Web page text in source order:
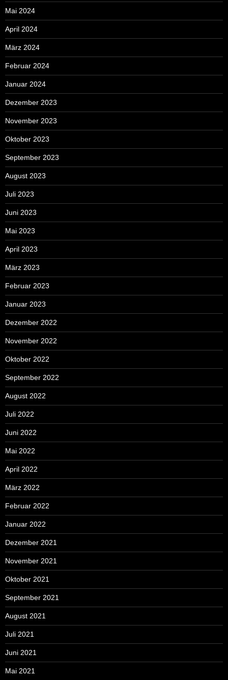
Mai 2024
April 2024
März 2024
Februar 2024
Januar 2024
Dezember 2023
November 2023
Oktober 2023
September 2023
August 2023
Juli 2023
Juni 2023
Mai 2023
April 2023
März 2023
Februar 2023
Januar 2023
Dezember 2022
November 2022
Oktober 2022
September 2022
August 2022
Juli 2022
Juni 2022
Mai 2022
April 2022
März 2022
Februar 2022
Januar 2022
Dezember 2021
November 2021
Oktober 2021
September 2021
August 2021
Juli 2021
Juni 2021
Mai 2021